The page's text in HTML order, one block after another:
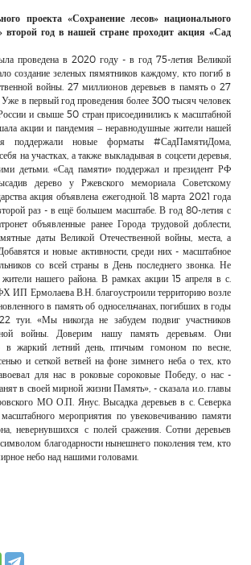
проекта «Сохранение лесов» национального
второй год в нашей стране проходит акция «Сад
проведена в 2020 году - в год 75-летия Великой
создание зеленых пямятников каждому, кто погиб в
войны. 27 миллионов деревьев в память о 27
в первый год проведения более 300 тысяч человек
и свыше 50 стран присоединились к масштабной
акции и пандемия – неравнодушные жители нашей
поддержали новые форматы #СадПамятиДома,
на участках, а также выкладывая в соцсети деревья,
детьми. «Сад памяти» поддержал и президент РФ
дерево у Ржевского мемориала Советскому
акция объявлена ежегодной. 18 марта 2021 года
раз - в ещё большем масштабе. В год 80-летия с
объявленные ранее Города трудовой доблести,
даты Великой Отечественной войны, места, а
и новые активности, среди них - масштабное
со всей страны в День последнего звонка. Не
жители нашего района. В рамках акции 15 апреля в с.
ИП Ермолаева В.Н. благоустроили территорию возле
в память об односельчанах, погибших в годы
туи. «Мы никогда не забудем подвиг участников
войны. Доверим нашу память деревьям. Они
жаркий летний день, птичьим гомоном по весне,
и сеткой ветвей на фоне зимнего неба о тех, кто
для нас в роковые сороковые Победу, о нас -
в своей мирной жизни Память», - сказала и.о. главы
МО О.П. Янус. Высадка деревьев в с. Северка
мероприятия по увековечиванию памяти
невернувшихся с полей сражения. Сотни деревьев
благодарности нынешнего поколения тем, кто
небо над нашими головами.